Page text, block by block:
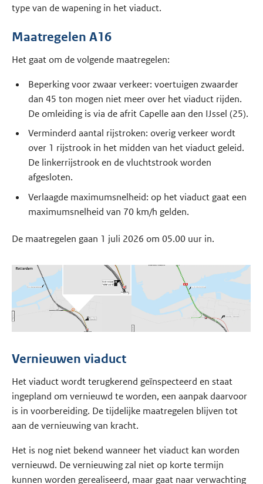
type van de wapening in het viaduct.
Maatregelen A16
Het gaat om de volgende maatregelen:
Beperking voor zwaar verkeer: voertuigen zwaarder
dan 45 ton mogen niet meer over het viaduct rijden.
De omleiding is via de afrit Capelle aan den IJssel (25).
Verminderd aantal rijstroken: overig verkeer wordt
over 1 rijstrook in het midden van het viaduct geleid.
De linkerrijstrook en de vluchtstrook worden
afgesloten.
Verlaagde maximumsnelheid: op het viaduct gaat een
maximumsnelheid van 70 km/h gelden.
De maatregelen gaan 1 juli 2026 om 05.00 uur in.
Vernieuwen viaduct
Het viaduct wordt terugkerend geïnspecteerd en staat
ingepland om vernieuwd te worden, een aanpak daarvoor
is in voorbereiding. De tijdelijke maatregelen blijven tot
aan de vernieuwing van kracht.
Het is nog niet bekend wanneer het viaduct kan worden
vernieuwd. De vernieuwing zal niet op korte termijn
kunnen worden gerealiseerd, maar gaat naar verwachting